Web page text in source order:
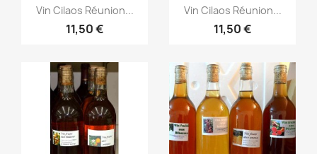
Aperçu rapide
Vin Cilaos Réunion...
11,50 €
Aperçu rapide
Vin Cilaos Réunion...
11,50 €